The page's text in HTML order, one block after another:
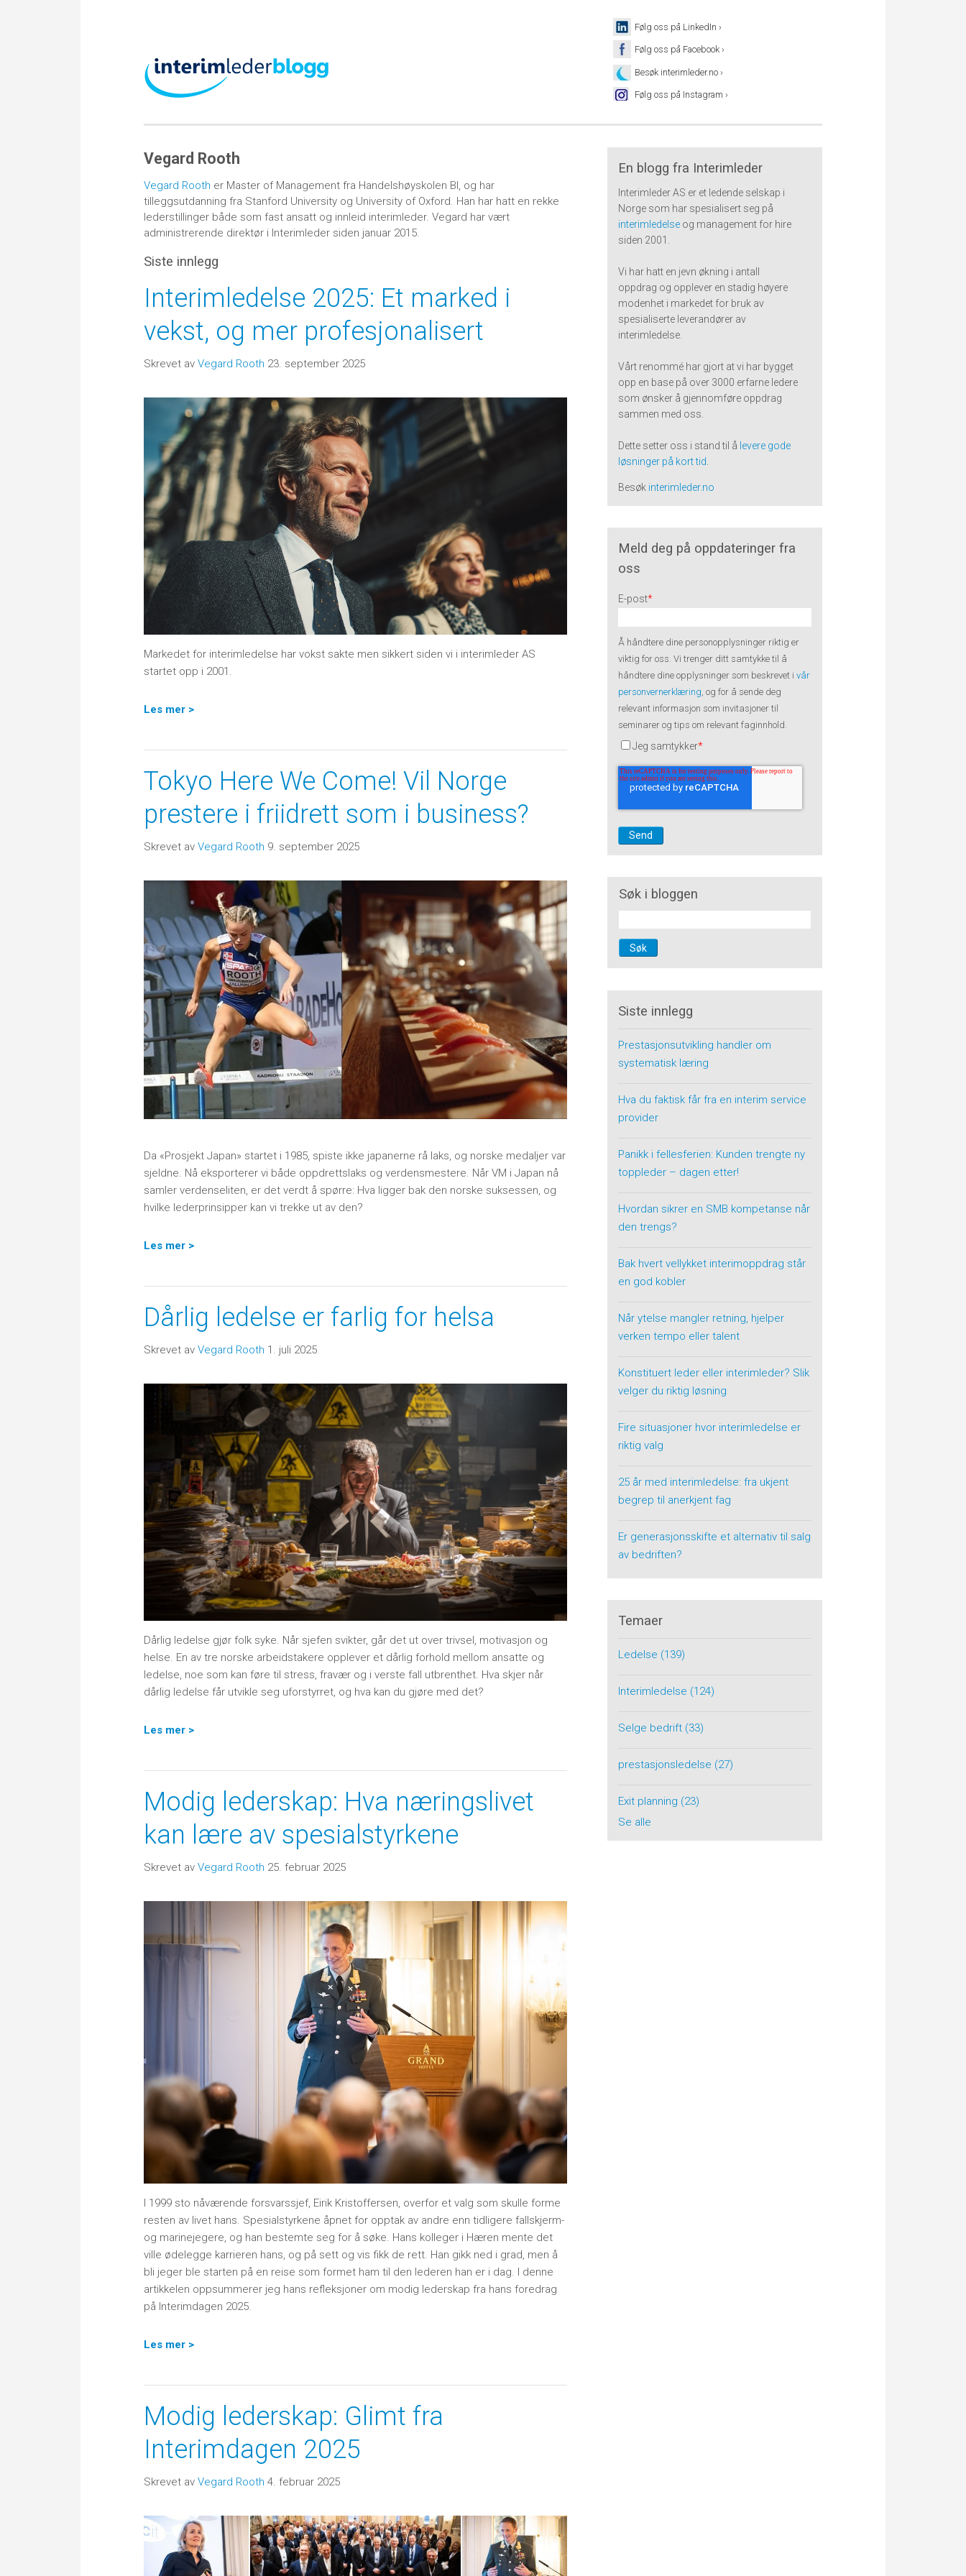
Følg oss på LinkedIn ›
Følg oss på Facebook ›
Besøk interimleder.no ›
Følg oss på Instagram ›
Vegard Rooth
Vegard Rooth er Master of Management fra Handelshøyskolen BI, og har
tilleggsutdanning fra Stanford University og University of Oxford. Han har hatt en rekke
lederstillinger både som fast ansatt og innleid interimleder. Vegard har vært
administrerende direktør i Interimleder siden januar 2015.
Siste innlegg
Interimledelse 2025: Et marked i
vekst, og mer profesjonalisert
Skrevet av Vegard Rooth 23. september 2025
Markedet for interimledelse har vokst sakte men sikkert siden vi i interimleder AS
startet opp i 2001.
Les mer >
Tokyo Here We Come! Vil Norge
prestere i friidrett som i business?
Skrevet av Vegard Rooth 9. september 2025
Da «Prosjekt Japan» startet i 1985, spiste ikke japanerne rå laks, og norske medaljer var
sjeldne. Nå eksporterer vi både oppdrettslaks og verdensmestere. Når VM i Japan nå
samler verdenseliten, er det verdt å spørre: Hva ligger bak den norske suksessen, og
hvilke lederprinsipper kan vi trekke ut av den?
Les mer >
Dårlig ledelse er farlig for helsa
Skrevet av Vegard Rooth 1. juli 2025
Dårlig ledelse gjør folk syke. Når sjefen svikter, går det ut over trivsel, motivasjon og
helse. En av tre norske arbeidstakere opplever et dårlig forhold mellom ansatte og
ledelse, noe som kan føre til stress, fravær og i verste fall utbrenthet. Hva skjer når
dårlig ledelse får utvikle seg uforstyrret, og hva kan du gjøre med det?
Les mer >
Modig lederskap: Hva næringslivet
kan lære av spesialstyrkene
Skrevet av Vegard Rooth 25. februar 2025
I 1999 sto nåværende forsvarssjef, Eirik Kristoffersen, overfor et valg som skulle forme
resten av livet hans. Spesialstyrkene åpnet for opptak av andre enn tidligere fallskjerm-
og marinejegere, og han bestemte seg for å søke. Hans kolleger i Hæren mente det
ville ødelegge karrieren hans, og på sett og vis fikk de rett. Han gikk ned i grad, men å
bli jeger ble starten på en reise som formet ham til den lederen han er i dag. I denne
artikkelen oppsummerer jeg hans refleksjoner om modig lederskap fra hans foredrag
på Interimdagen 2025.
Les mer >
Modig lederskap: Glimt fra
Interimdagen 2025
Skrevet av Vegard Rooth 4. februar 2025
En blogg fra Interimleder
Interimleder AS er et ledende selskap i
Norge som har spesialisert seg på
interimledelse og management for hire
siden 2001.
Vi har hatt en jevn økning i antall
oppdrag og opplever en stadig høyere
modenhet i markedet for bruk av
spesialiserte leverandører av
interimledelse.
Vårt renommé har gjort at vi har bygget
opp en base på over 3000 erfarne ledere
som ønsker å gjennomføre oppdrag
sammen med oss.
Dette setter oss i stand til å levere gode
løsninger på kort tid
Besøk interimleder.no
Meld deg på oppdateringer fra
oss
E-post*
Å håndtere dine personopplysninger riktig er
viktig for oss. Vi trenger ditt samtykke til å
håndtere dine opplysninger som beskrevet ivår
personvernerklæring , og for å sende deg
relevant informasjon som invitasjoner til
seminarer og tips om relevant faginnhold.
Jeg samtykker*
Søk i bloggen
Søk
Siste innlegg
Prestasjonsutvikling handler om
systematisk læring
Hva du faktisk får fra en interim service
provider
Panikk i fellesferien: Kunden trengte ny
toppleder – dagen etter!
Hvordan sikrer en SMB kompetanse når
den trengs?
Bak hvert vellykket interimoppdrag står
en god kobler
Når ytelse mangler retning, hjelper
verken tempo eller talent
Konstituert leder eller interimleder? Slik
velger du riktig løsning
Fire situasjoner hvor interimledelse er
riktig valg
25 år med interimledelse: fra ukjent
begrep til anerkjent fag
Er generasjonsskifte et alternativ til salg
av bedriften?
Temaer
Ledelse (139)
Interimledelse (124)
Selge bedrift (33)
prestasjonsledelse (27)
Exit planning (23)
Se alle